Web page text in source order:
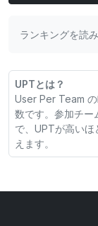
ランキングを読
UPTとは？
User Per Team
数です。参加チー
で、UPTが高い
えます。